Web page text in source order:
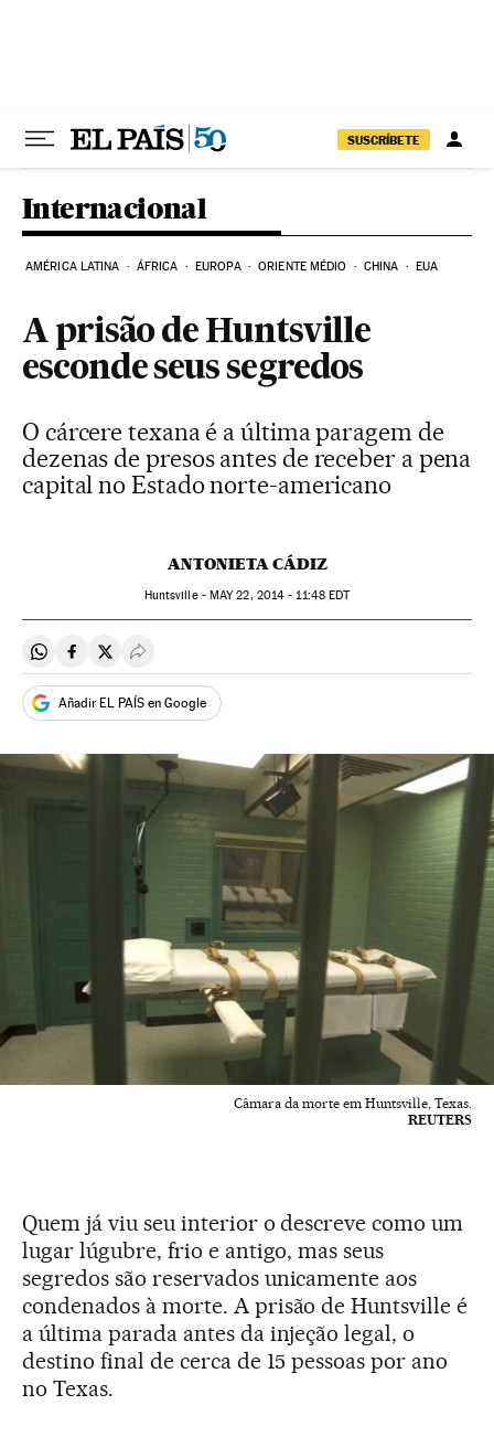
SUSCRÍBETE
Internacional
AMÉRICA LATINA ÁFRICA EUROPA ORIENTE MÉDIO CHINA EUA
A prisão de Huntsville
esconde seus segredos
O cárcere texana é a última paragem de
dezenas de presos antes de receber a pena
capital no Estado norte-americano
ANTONIETA CÁDIZ
Huntsville - MAY22, 2014 - 11:48EDT
Compartir en Whatsapp
Compartir en Facebook
Compartir en Twitter
Desplegar Redes Sociales
Añadir EL PAÍS en Google
Câmara da morte em Huntsville, Texas.
REUTERS
Quem já viu seu interior o descreve como um
lugar lúgubre, frio e antigo, mas seus
segredos são reservados unicamente aos
condenados à morte. A prisão de Huntsville é
a última parada antes da injeção legal, o
destino final de cerca de 15 pessoas por ano
no Texas.